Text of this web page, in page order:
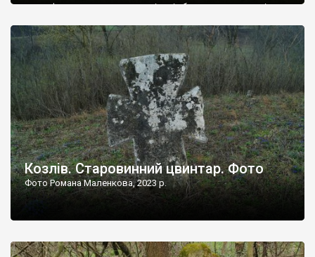
рельєфне пано, яке показує жінку і яблуню, а трохи далі, десь
не видно, але видно дві стареньких колії у траві – […]
Козлів. Старовинний цвинтар. Фото
Фото Романа Маленкова, 2023 р.